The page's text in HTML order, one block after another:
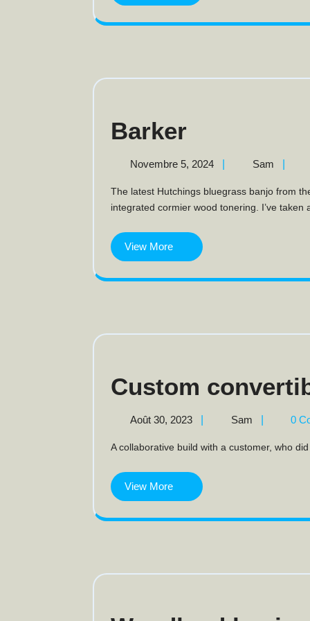
More
Barker
Novembre 5, 2024
Novembre
2024
Sam Barker
The latest Hutchings bluegrass banjo from the workshop is built from solid European walnut with an
integrated cormier wood tonering. I’ve
View More
View
More
Custom
Août 30, 2023
Août
2023
Sam
Custom0
A collaborative build with a customer, who
View More
View
More